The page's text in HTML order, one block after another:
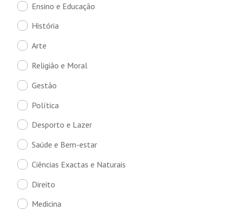
Ensino e Educação
História
Arte
Religião e Moral
Gestão
Política
Desporto e Lazer
Saúde e Bem-estar
Ciências Exactas e Naturais
Direito
Medicina